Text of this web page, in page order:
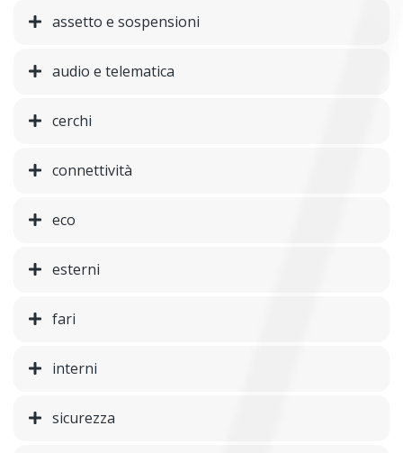
assetto e sospensioni
audio e telematica
cerchi
connettività
eco
esterni
fari
interni
sicurezza